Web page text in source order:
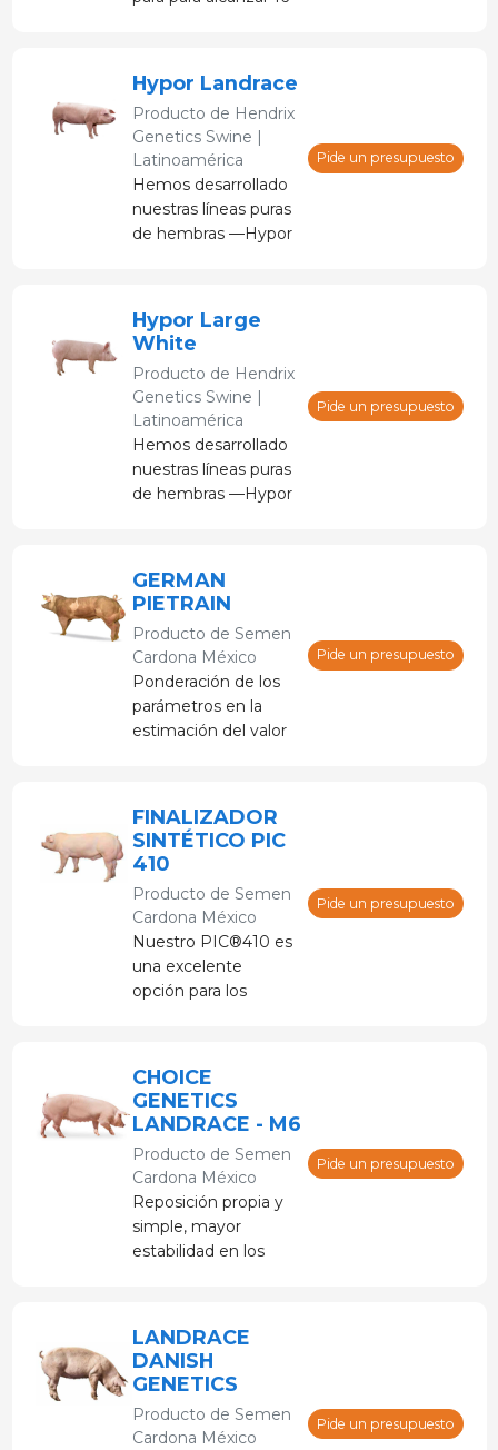
y 14 destetados.
Hypor Landrace
Producto de Hendrix
Genetics Swine |
Latinoamérica
Hemos desarrollado
nuestras líneas puras
de hembras —Hypor
Libra.
Pide un presupuesto
Hypor Large
White
Producto de Hendrix
Genetics Swine |
Latinoamérica
Hemos desarrollado
nuestras líneas puras
de hembras —Hypor
Libra.
Pide un presupuesto
GERMAN
PIETRAIN
Producto de Semen
Cardona México
Ponderación de los
parámetros en la
estimación del valor
Pide un presupuesto
FINALIZADOR
SINTÉTICO PIC
410
Producto de Semen
Cardona México
Nuestro PIC®410 es
una excelente
opción para los
cortes primarios y
robustez
excepcional.
Pide un presupuesto
CHOICE
GENETICS
LANDRACE - M6
Producto de Semen
Cardona México
Reposición propia y
simple, mayor
estabilidad en los
seguridad sanitaria.
Pide un presupuesto
LANDRACE
DANISH
GENETICS
Producto de Semen
Cardona México
Pide un presupuesto